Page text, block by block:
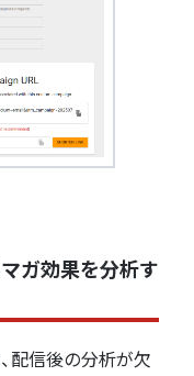
ガ効果を分析す
配信後の分析が欠